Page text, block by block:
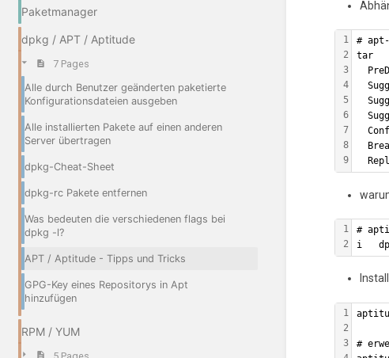
Paketmanager
dpkg / APT / Aptitude
7 Pages
Alle durch Benutzer geänderten paketierte
Konfigurationsdateien ausgeben
Alle installierten Pakete auf einen anderen
Server übertragen
dpkg-Cheat-Sheet
dpkg-rc Pakete entfernen
Was bedeuten die verschiedenen flags bei
dpkg -l?
APT / Aptitude - Tipps und Tricks
GPG-Key eines Repositorys in Apt
hinzufügen
RPM / YUM
1
2
3
4
5
6
7
8
9
#
tar
1
2
#
i
1
2
3
#